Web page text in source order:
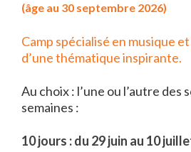
(âge au 30 septembre 2026)
Camp spécialisé en musique
d’une thématique inspirante.
Au choix : l’une ou l’autre des
semaines :
10 jours : du 29 juin au 10